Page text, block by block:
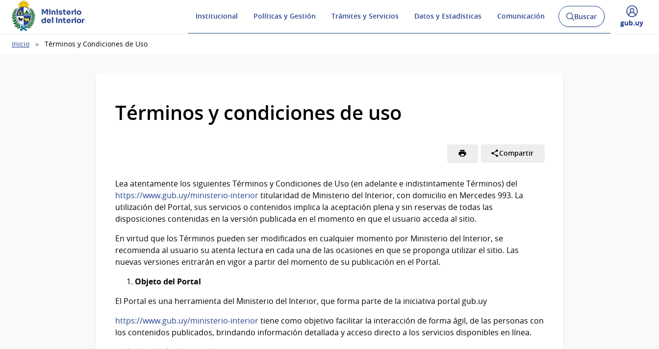
Ministerio
del Interior
Institucional Políticas y Gestión Trámites y Servicios Datos y Estadísticas Comunicación
Abrir
buscador
Buscar
Desplegar
gub.uy
Ruta
Inicio Términos y Condiciones de Uso
Términos y condiciones de uso
Compartir
Lea atentamente los siguientes Términos y Condiciones de Uso (en adelante e indistintamente Términos) del
https://www.gub.uy/ministerio-interiortitularidad de Ministerio del Interior, con domicilio en Mercedes 993. La
utilización del Portal, sus servicios o contenidos implica la aceptación plena y sin reservas de todas las
disposiciones contenidas en la versión publicada en el momento en que el usuario acceda al sitio.
En virtud que los Términos pueden ser modificados en cualquier momento por Ministerio del Interior, se
recomienda al usuario su atenta lectura en cada una de las ocasiones en que se proponga utilizar el sitio. Las
nuevas versiones entrarán en vigor a partir del momento de su publicación en el Portal.
Objeto del Portal
El Portal es una herramienta del Ministerio del Interior, que forma parte de la iniciativa portal gub.uy
https://www.gub.uy/ministerio-interiortiene como objetivo facilitar la interacción de forma ágil, de las personas con
los contenidos publicados, brindando información detallada y acceso directo a los servicios disponibles en línea.